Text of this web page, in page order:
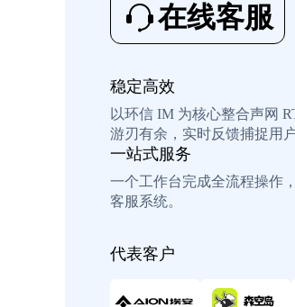
在线客服
稳定高效
以环信 IM 为核心整合声网
游刃有余，实时反馈捕捉用
一站式服务
一个工作台完成全流程操作
客服系统。
代表客户